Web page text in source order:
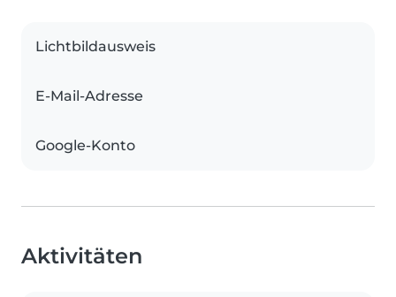
Lichtbildausweis
E-Mail-Adresse
Google-Konto
Aktivitäten